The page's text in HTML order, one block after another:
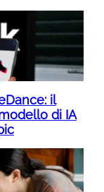
il
di IA